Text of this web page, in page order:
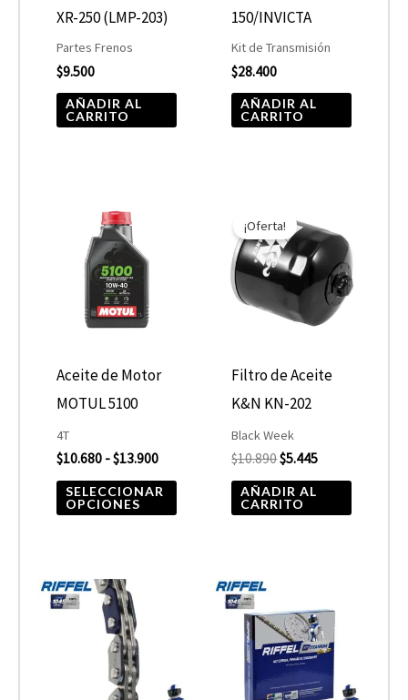
XR-250 (LMP-203)
Partes Frenos
$9.500
AÑADIR AL
CARRITO
150/INVICTA
Kit de Transmisión
$28.400
AÑADIR AL
CARRITO
Aceite de Motor
MOTUL 5100
4T
$10.680 -$13.900
SELECCIONAR
OPCIONES
producto
múltiples
opciones
en
la
producto
¡Oferta!
Filtro de Aceite
K&N KN-202
Black Week
$10.890
precio
original
era:
$10.890.
$5.445
actual
es:
$5.445.
AÑADIR AL
CARRITO